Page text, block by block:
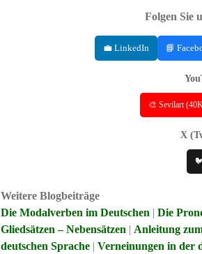
Folgen Sie
💼 LinkedIn 📘
🎨 Sevilart
X
Weitere Blogbeiträge
Die Modalverben im Deutschen |Die
Gliedsätzen – Nebensätzen | Anleitung
deutschen Sprache |Verneinungen in der